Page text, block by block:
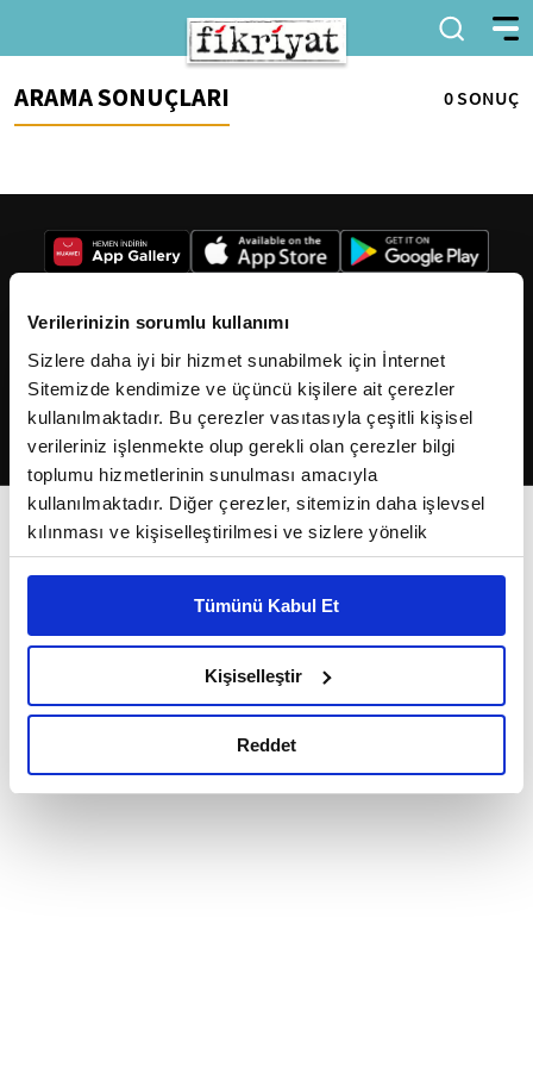
Verilerinizin sorumlu kullanımı
Sizlere daha iyi bir hizmet sunabilmek için İnternet
Sitemizde kendimize ve üçüncü kişilere ait çerezler
kullanılmaktadır. Bu çerezler vasıtasıyla çeşitli kişisel
verileriniz işlenmekte olup gerekli olan çerezler bilgi
toplumu hizmetlerinin sunulması amacıyla
kullanılmaktadır. Diğer çerezler, sitemizin daha işlevsel
kılınması ve kişiselleştirilmesi ve sizlere yönelik
reklam/pazarlama faaliyetlerinin yapılması, amaçlarıyla
Çerezlere ilişkin tercihlerinizi çerez paneli vasıtasıyla
belirleyebilirsiniz. Çerezlere ilişkin detaylı bilgi için
Ayarlar butonuna tıklayabilir,Çerez Bilgilendirme
Metnimizi ziyaret edebilirsiniz.
okumak ve sitemizi ziyaretiniz kapsamında
Tümünü Kabul Et
Kişiselleştir
Reddet
ARAMA SONUÇLARI 0 SONUÇ
2026Fikriyat. Tüm hakları saklıdır.